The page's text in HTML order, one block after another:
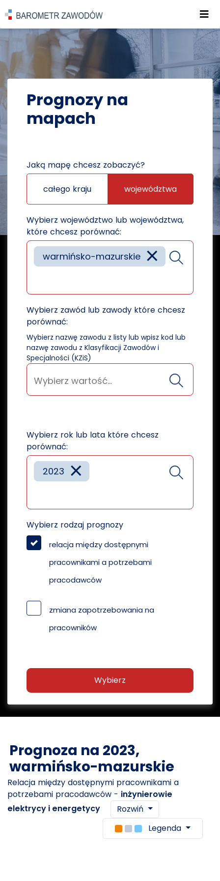
POWRÓT DO STRONY GŁÓWNEJ
PROGNOZY PROGNOZY NA MAPACH
Prognozy na
mapach
Jaką mapę chcesz zobaczyć?
całego kraju województwa
Wybierz województwo lub województwa,
które chcesz porównać:
×
warmińsko-mazurskie
Wybierz zawód lub zawody które chcesz
porównać:
Wybierz nazwę zawodu z listy lub wpisz kod lub
nazwę zawodu z Klasyfikacji Zawodów i
Specjalności (KZiS)
Wybierz rok lub lata które chcesz
porównać:
×
2023
Wybierz rodzaj prognozy
relacja między dostępnymi
pracownikami a potrzebami
pracodawców
zmiana zapotrzebowania na
pracowników
Wybierz
Prognoza na 2023,
warmińsko-mazurskie
Relacja między dostępnymi pracownikami a
potrzebami pracodawców - inżynierowie
elektrycy i energetycy
Rozwiń
Legenda